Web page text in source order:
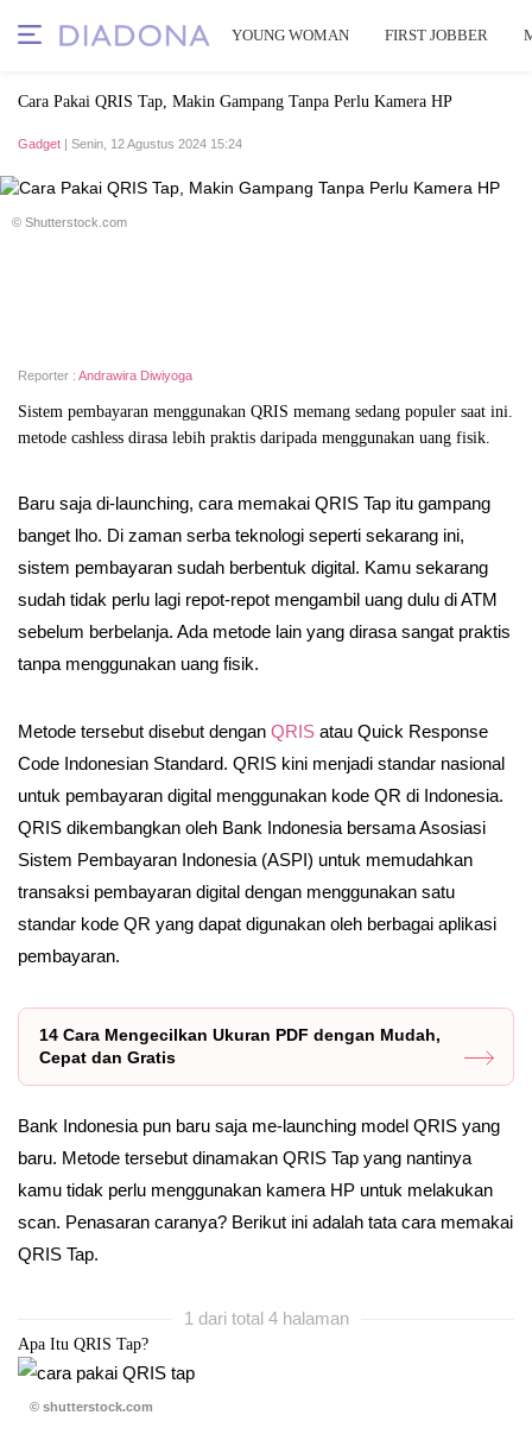
YOUNG WOMAN FIRST JOBBER
Cara Pakai QRIS Tap, Makin Gampang Tanpa Perlu Kamera HP
Gadget | Senin, 12 Agustus 2024 15:24
© Shutterstock.com
Reporter : Andrawira Diwiyoga
Sistem pembayaran menggunakan QRIS memang sedang populer saat ini.
metode cashless dirasa lebih praktis daripada menggunakan uang fisik.
Baru saja di-launching, cara memakai QRIS Tap itu gampang
banget lho. Di zaman serba teknologi seperti sekarang ini,
sistem pembayaran sudah berbentuk digital. Kamu sekarang
sudah tidak perlu lagi repot-repot mengambil uang dulu di ATM
sebelum berbelanja. Ada metode lain yang dirasa sangat praktis
tanpa menggunakan uang fisik.
Metode tersebut disebut dengan QRIS atau Quick Response
Code Indonesian Standard. QRIS kini menjadi standar nasional
untuk pembayaran digital menggunakan kode QR di Indonesia.
QRIS dikembangkan oleh Bank Indonesia bersama Asosiasi
Sistem Pembayaran Indonesia (ASPI) untuk memudahkan
transaksi pembayaran digital dengan menggunakan satu
standar kode QR yang dapat digunakan oleh berbagai aplikasi
pembayaran.
14 Cara Mengecilkan Ukuran PDF dengan Mudah,
Cepat dan Gratis
Bank Indonesia pun baru saja me-launching model QRIS yang
baru. Metode tersebut dinamakan QRIS Tap yang nantinya
kamu tidak perlu menggunakan kamera HP untuk melakukan
scan. Penasaran caranya? Berikut ini adalah tata cara memakai
QRIS Tap.
1 dari total 4 halaman
Apa Itu QRIS Tap?
© shutterstock.com